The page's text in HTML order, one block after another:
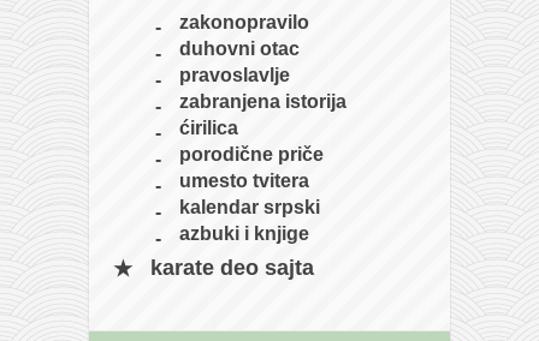
zakonopravilo
duhovni otac
pravoslavlje
zabranjena istorija
ćirilica
porodične priče
umesto tvitera
kalendar srpski
azbuki i knjige
karate deo sajta